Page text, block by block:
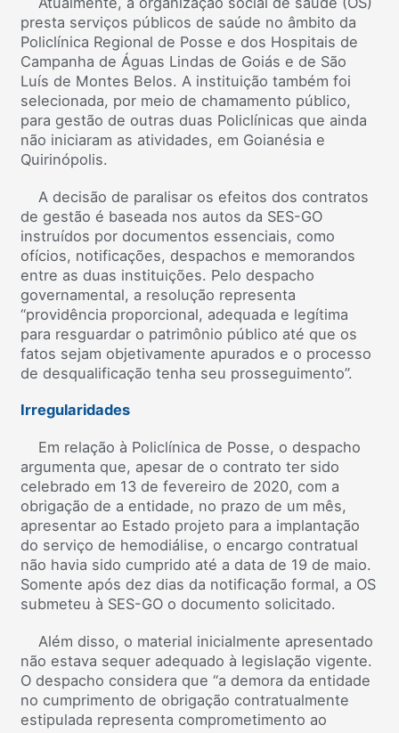
presta serviços públicos de saúde no âmbito da
Policlínica Regional de Posse e dos Hospitais de
Campanha de Águas Lindas de Goiás e de São
Luís de Montes Belos. A instituição também foi
selecionada, por meio de chamamento público,
para gestão de outras duas Policlínicas que ainda
não iniciaram as atividades, em Goianésia e
Quirinópolis.
A decisão de paralisar os efeitos dos contratos
de gestão é baseada nos autos da SES-GO
instruídos por documentos essenciais, como
ofícios, notificações, despachos e memorandos
entre as duas instituições. Pelo despacho
governamental, a resolução representa
“providência proporcional, adequada e legítima
para resguardar o patrimônio público até que os
fatos sejam objetivamente apurados e o processo
de desqualificação tenha seu prosseguimento”.
Irregularidades
Em relação à Policlínica de Posse, o despacho
argumenta que, apesar de o contrato ter sido
celebrado em 13 de fevereiro de 2020, com a
obrigação de a entidade, no prazo de um mês,
apresentar ao Estado projeto para a implantação
do serviço de hemodiálise, o encargo contratual
não havia sido cumprido até a data de 19 de maio.
Somente após dez dias da notificação formal, a OS
submeteu à SES-GO o documento solicitado.
Além disso, o material inicialmente apresentado
não estava sequer adequado à legislação vigente.
O despacho considera que “a demora da entidade
no cumprimento de obrigação contratualmente
estipulada representa comprometimento ao